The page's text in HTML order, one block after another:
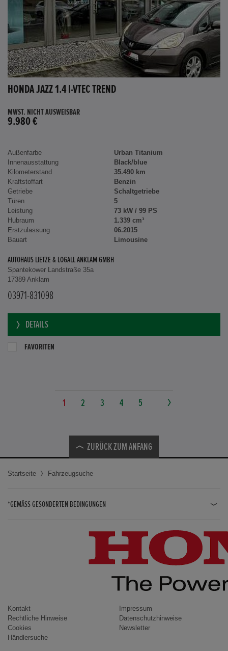
HONDA JAZZ 1.4 I-VTEC TREND
MWST. NICHT AUSWEISBAR
9.980 €
Außenfarbe
Urban Titanium
Innenausstattung
Black/blue
Kilometerstand
35.490 km
Kraftstoffart
Benzin
Getriebe
Schaltgetriebe
Türen
5
Leistung
73 kW / 99 PS
Hubraum
1.339 cm³
Erstzulassung
06.2015
Bauart
Limousine
AUTOHAUS LIETZE & LOGALL ANKLAM GMBH
Spantekower Landstraße 35a
17389 Anklam
03971-831098
DETAILS
FAVORITEN
1 2 3 4 5
ZURÜCK ZUM ANFANG
Startseite Fahrzeugsuche
*GEMÄSS GESONDERTEN BEDINGUNGEN
CIVIC / CIVIC LIMOUSINE
INSIGHT
ACCORD
Kontakt
Impressum
Rechtliche Hinweise
Datenschutzhinweise
Cookies
Newsletter
Händlersuche